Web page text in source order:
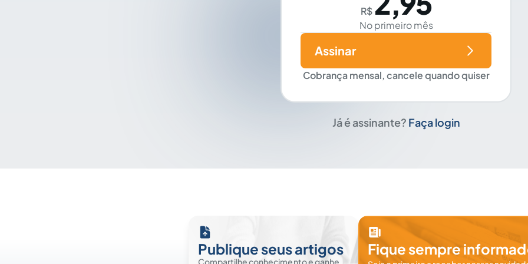
R$
No primeiro mês
Cobrança mensal, cancele quando quiser
Assinar
Já é assinante? Faça login
Publique seus artigos
Compartilhe conhecimento e ganhe
Fique sempre